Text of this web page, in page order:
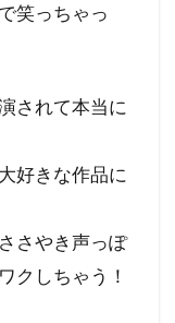
笑っちゃっ
されて本当に
好きな作品に
さやき声っぽ
クしちゃう！